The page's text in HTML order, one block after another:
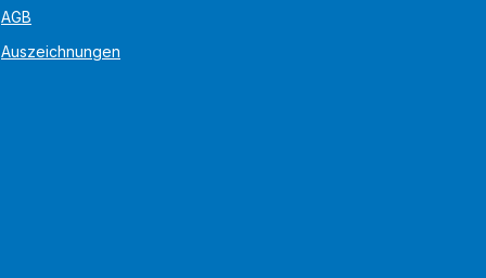
AGB
Auszeichnungen